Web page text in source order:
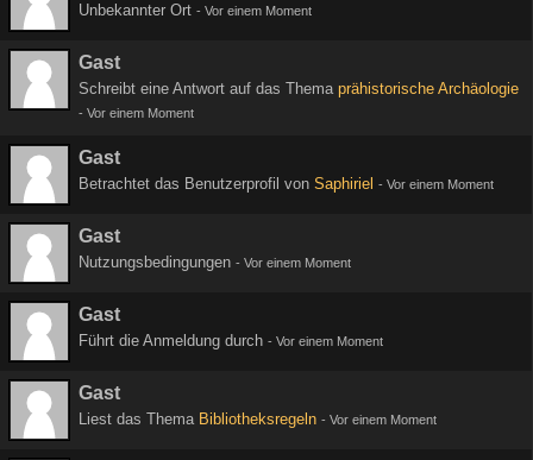
Unbekannter Ort - Vor einem Moment
Gast
Schreibt eine Antwort auf das Thema prähistorische Archäologie
- Vor einem Moment
Gast
Betrachtet das Benutzerprofil von Saphiriel - Vor einem Moment
Gast
Nutzungsbedingungen - Vor einem Moment
Gast
Führt die Anmeldung durch - Vor einem Moment
Gast
Liest das Thema Bibliotheksregeln - Vor einem Moment